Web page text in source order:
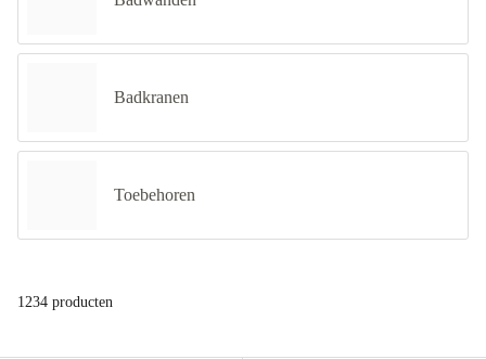
Badkranen
Toebehoren
1234 producten